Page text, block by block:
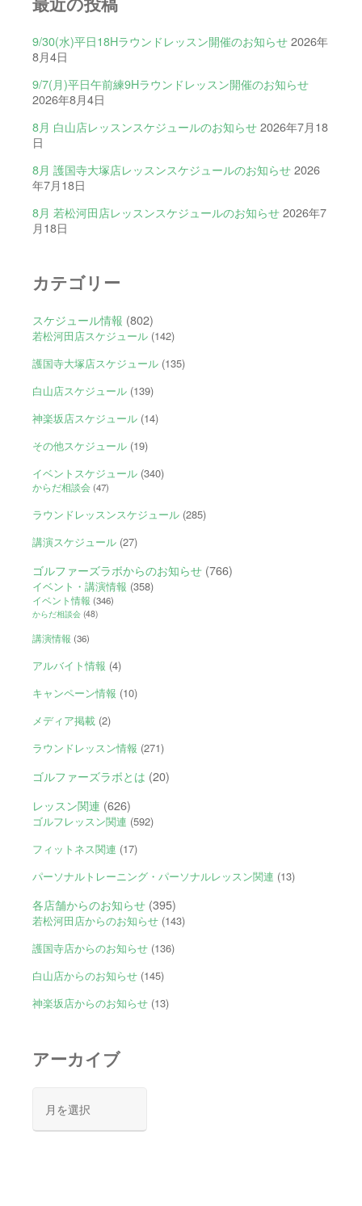
9/30(水)平日18Hラウンドレッスン開催のお知らせ 2026年
8月4日
9/7(月)平日午前練9Hラウンドレッスン開催のお知らせ
2026年8月4日
8月 白山店レッスンスケジュールのお知らせ 2026年7月18
日
8月 護国寺大塚店レッスンスケジュールのお知らせ 2026
年7月18日
8月 若松河田店レッスンスケジュールのお知らせ 2026年7
月18日
カテゴリー
スケジュール情報 (802)
若松河田店スケジュール(142)
護国寺大塚店スケジュール(135)
白山店スケジュール(139)
神楽坂店スケジュール(14)
その他スケジュール(19)
イベントスケジュール(340)
からだ相談会(47)
ラウンドレッスンスケジュール(285)
講演スケジュール(27)
ゴルファーズラボからのお知らせ(766)
イベント・講演情報 (358)
イベント情報 (346)
からだ相談会(48)
講演情報 (36)
アルバイト情報 (4)
キャンペーン情報 (10)
メディア掲載(2)
ラウンドレッスン情報 (271)
ゴルファーズラボとは (20)
レッスン関連 (626)
ゴルフレッスン関連 (592)
フィットネス関連 (17)
パーソナルトレーニング・パーソナルレッスン関連 (13)
各店舗からのお知らせ(395)
若松河田店からのお知らせ(143)
護国寺店からのお知らせ(136)
白山店からのお知らせ(145)
神楽坂店からのお知らせ(13)
アーカイブ
カ